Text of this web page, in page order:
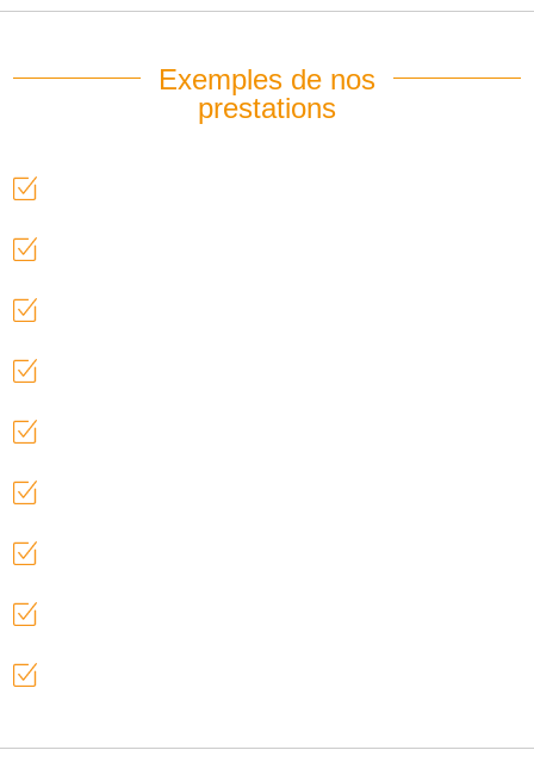
Exemples de nos
prestations